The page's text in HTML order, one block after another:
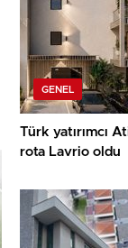
GENEL
Türk yatırımcı
rota Lavrio oldu